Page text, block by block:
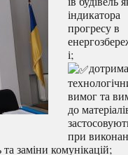
індикатора
прогресу в
і;
вимог та
до
при
та заміни комунікацій;